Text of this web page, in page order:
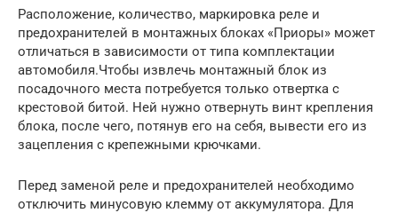
Расположение, количество, маркировка реле и
предохранителей в монтажных блоках «Приоры» может
отличаться в зависимости от типа комплектации
автомобиля.Чтобы извлечь монтажный блок из
посадочного места потребуется только отвертка с
крестовой битой. Ней нужно отвернуть винт крепления
блока, после чего, потянув его на себя, вывести его из
зацепления с крепежными крючками.
Перед заменой реле и предохранителей необходимо
отключить минусовую клемму от аккумулятора. Для